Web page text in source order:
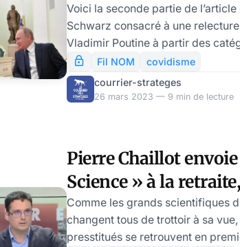
(2/2) – par Modeste
Voici la seconde partie de
Schwarz consacré à une
Vladimir Poutine à partir des
intellectuelles forgées par Henry
L’auteur refuse la fable du Poutine
Mais il n’adhère pas pour autant à
sur le traitement mondialiste de la
covidienne » est un fait plus
Fil NOM
covidisme
courrier-strateges
26 mars 2023 — 9 min de lecture
Pierre Chaillot
Science » à la
Modeste Schwartz
Comme les grands scientifiques
changent tous de trottoir à sa
presstitués se retrouvent en